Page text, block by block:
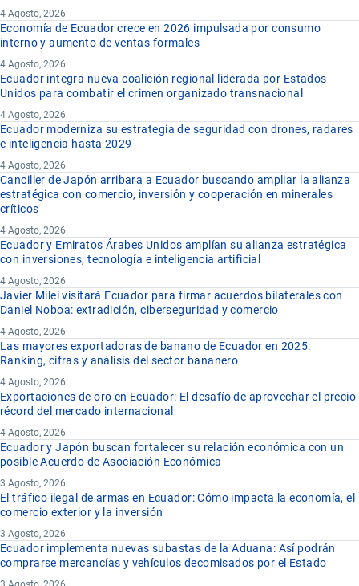
4 Agosto, 2026
Economía de Ecuador crece en 2026 impulsada por consumo
interno y aumento de ventas formales
4 Agosto, 2026
Ecuador integra nueva coalición regional liderada por Estados
Unidos para combatir el crimen organizado transnacional
4 Agosto, 2026
Ecuador moderniza su estrategia de seguridad con drones, radares
e inteligencia hasta 2029
4 Agosto, 2026
Canciller de Japón arribara a Ecuador buscando ampliar la alianza
estratégica con comercio, inversión y cooperación en minerales
críticos
4 Agosto, 2026
Ecuador y Emiratos Árabes Unidos amplían su alianza estratégica
con inversiones, tecnología e inteligencia artificial
4 Agosto, 2026
Javier Milei visitará Ecuador para firmar acuerdos bilaterales con
Daniel Noboa: extradición, ciberseguridad y comercio
4 Agosto, 2026
Las mayores exportadoras de banano de Ecuador en 2025:
Ranking, cifras y análisis del sector bananero
4 Agosto, 2026
Exportaciones de oro en Ecuador: El desafío de aprovechar el precio
récord del mercado internacional
4 Agosto, 2026
Ecuador y Japón buscan fortalecer su relación económica con un
posible Acuerdo de Asociación Económica
3 Agosto, 2026
El tráfico ilegal de armas en Ecuador: Cómo impacta la economía, el
comercio exterior y la inversión
3 Agosto, 2026
Ecuador implementa nuevas subastas de la Aduana: Así podrán
comprarse mercancías y vehículos decomisados por el Estado